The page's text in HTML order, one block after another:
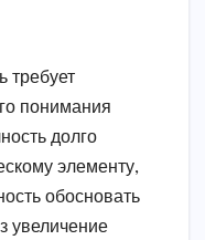
требует
понимания
долго
элементу,
обосновать
увеличение